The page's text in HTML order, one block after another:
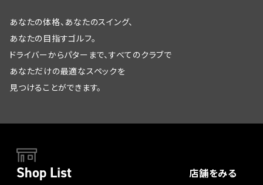
あなたの体格、あなたのスイング、
あなたの目指すゴルフ。
ドライバーからパターまで、すべてのクラブで
あなただけの最適なスペックを
見つけることができます。
Shop List 店舗をみる